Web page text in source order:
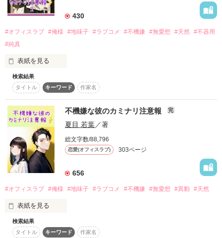
その華やかな世界の裏側にある本当の絆の物語
┈┈┈┈┈┈┈┈┈┈┈┈┈┈┈┈┈┈┈┈
※本作品には、ICU・ER・ドクターヘリなど医療現場を舞台に
もありますので、医療シーンが苦手な方はご注意ください。
作品を読む
相変わらずの天然ぶり。
❥・・ ┈┈┈┈┈┈┈┈┈┈┈┈ ・・❥
佐野 陽貴（さの はるき）28歳
その絶対的センター。
「俺以外の男に触れさせたらどうなるか、分かるよね？」
甘くて、重くて、独占欲強め。
ドラマの大ヒットをきっかけに
俳優としてもさらなる飛躍を遂げるトップアイドル。
❥・・ ┈┈┈┈┈┈┈┈┈┈┈┈ ・・❥
忙しくても。会えなくても。
それでも二人は、同じ未来を見ていた。
——そう、思っていた。
でも、金持ちを誇示するタイプじゃない男に持ち帰りされそう
になって
元カレの心ない言葉で傷ついていた私を癒やしてくれた。
私は彼の本性を知る。
気づけば私は、彼の執着包囲網に閉じ込められていた――。
夜桜夏初(24)
ごく普通の会社員
控えめだが言うことははっきり言う
自己肯定感は低めだが、
陽川との出会いでもっと自信を持っていいのでは？
と思い始める
×
陽川晴貴(30)
エリート弁護士
爽やかイケメンだが、さらりと毒を吐く
430
#オフィスラブ #俺様 #地味子 #ラブコメ #不機嫌 #無愛想 #天然 #不器用
#純真
表紙を見る
無愛想でぶっきらぼうで、口は悪いし態度はデカい
いわゆる………かなりの『 俺様 』で
今やマーケティング部になくてはならない王様
不機嫌男　　風見 太雅（ｶｻﾞﾐ ﾀｲｶﾞ）
天然・癒し系地味子　　緒川 寧々（ｵｶﾞﾜ ﾈﾈ）
検索結果
タイトル
キーワード 作家名
不機嫌な彼のカミナリ注意報 完
夏目 若葉／著
総文字数/88,796
恋愛(オフィスラブ) 303ページ
656
#オフィスラブ #俺様 #地味子 #ラブコメ #不機嫌 #無愛想 #異動 #天然
表紙を見る
突然辞令はおりた ―――
検索結果
タイトル
キーワード 作家名